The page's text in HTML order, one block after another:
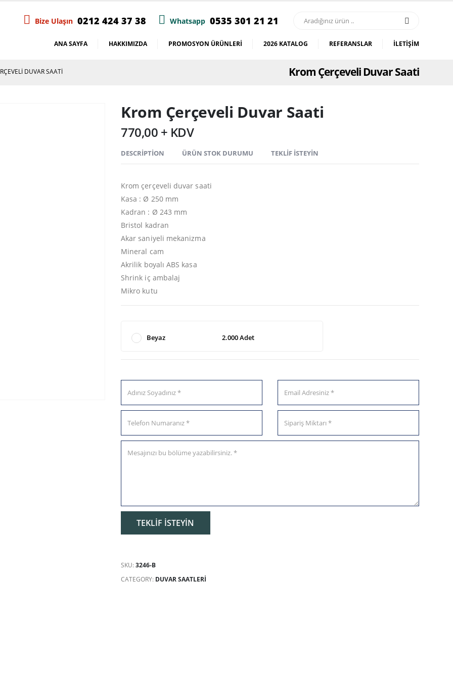
Bize Ulaşın 0212 424 37 38 Whatsapp 0535 301 21 21
ANA SAYFA HAKKIMIZDA PROMOSYON ÜRÜNLERI 2026 KATALOG REFERANSLAR İLETIŞIM
Krom Çerçeveli Duvar Saati
DUVAR SAATI
Krom Çerçeveli Duvar Saati
770,00 + KDV
DESCRIPTION ÜRÜN STOK DURUMU TEKLIF İSTEYIN
Krom çerçeveli duvar saati
Kasa : Ø 250 mm
Kadran : Ø 243 mm
Bristol kadran
Akar saniyeli mekanizma
Mineral cam
Akrilik boyalı ABS kasa
Shrink iç ambalaj
Mikro kutu
Beyaz 2.000 Adet
SKU:3246-B
CATEGORY: DUVAR SAATLERI